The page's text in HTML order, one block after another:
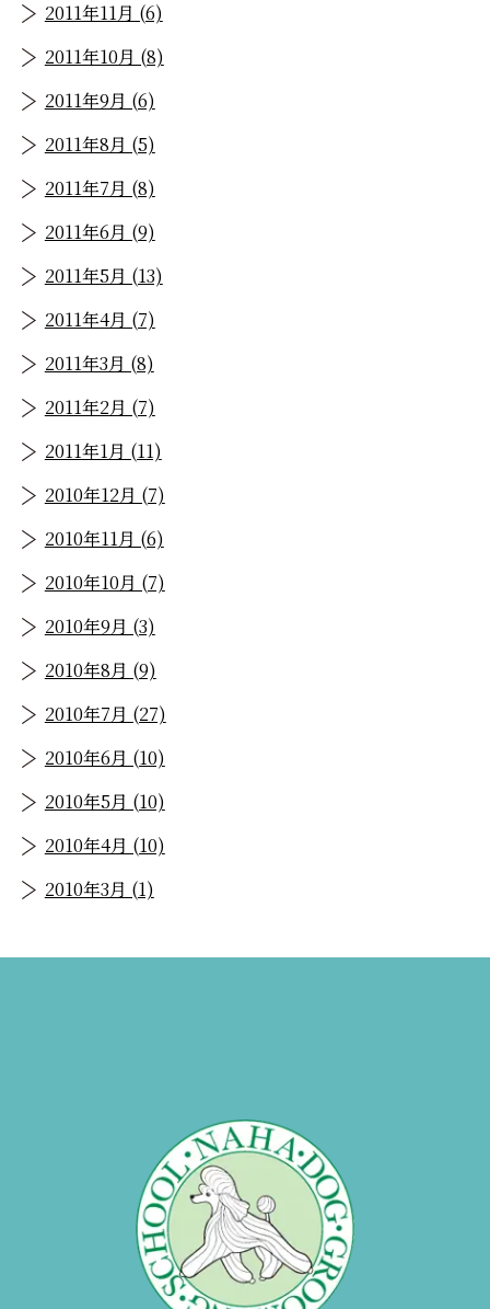
2011年11月 (6)
2011年10月 (8)
2011年9月 (6)
2011年8月 (5)
2011年7月 (8)
2011年6月 (9)
2011年5月 (13)
2011年4月 (7)
2011年3月 (8)
2011年2月 (7)
2011年1月 (11)
2010年12月 (7)
2010年11月 (6)
2010年10月 (7)
2010年9月 (3)
2010年8月 (9)
2010年7月 (27)
2010年6月 (10)
2010年5月 (10)
2010年4月 (10)
2010年3月 (1)